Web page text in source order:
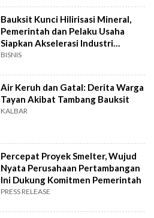
Bauksit Kunci Hilirisasi Mineral,
Pemerintah dan Pelaku Usaha
Siapkan Akselerasi Industri
Alumina
BISNIS
Air Keruh dan Gatal: Derita Warga
Tayan Akibat Tambang Bauksit
KALBAR
Percepat Proyek Smelter, Wujud
Nyata Perusahaan Pertambangan
Ini Dukung Komitmen Pemerintah
PRESS RELEASE